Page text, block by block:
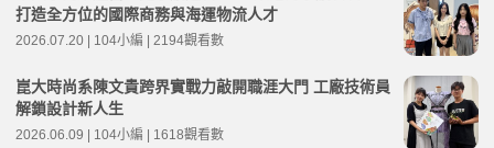
打造全方位的國際商務與海運物流人才
2026.07.20 | 104小編 | 2194觀看數
崑大時尚系陳文貴跨界實戰力敲開職涯大門 工廠技術員
解鎖設計新人生
2026.06.09 | 104小編 | 1618觀看數